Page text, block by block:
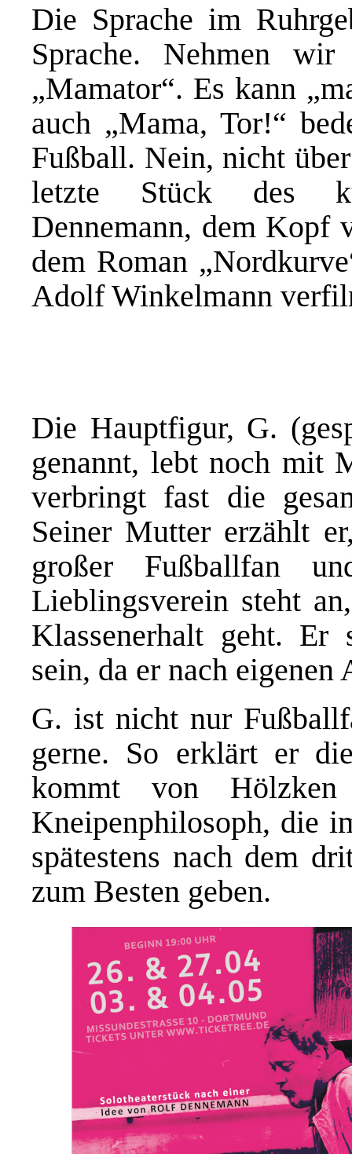
Die Sprache im
Sprache. Nehmen
„Mamator“. Es kann
auch „Mama, Tor!“
Fußball. Nein, nicht
letzte Stück des
Dennemann, dem Kopf
dem Roman
Adolf Winkelmann
Die Hauptfigur, G.
genannt, lebt noch mit
verbringt fast die
Seiner Mutter erzählt
großer Fußballfan
Lieblingsverein steht
Klassenerhalt geht.
sein, da er nach
G. ist nicht nur
gerne. So erklärt er
kommt von
Kneipenphilosoph, die
spätestens nach dem
zum Besten geben.